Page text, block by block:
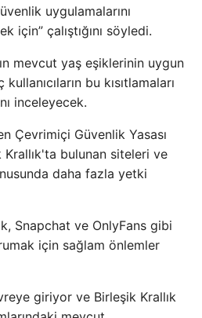
uygulamalarını
için” çalıştığını söyledi.
mevcut yaş eşiklerinin uygun
bu kısıtlamaları
inceleyecek.
Çevrimiçi Güvenlik Yasası
bulunan siteleri ve
daha fazla yetki
Snapchat ve OnlyFans gibi
için sağlam önlemler
giriyor ve Birleşik Krallık